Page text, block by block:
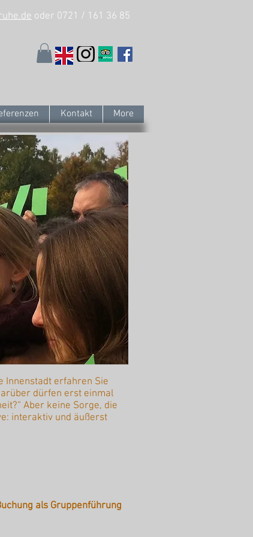
oder 0721 / 161 36 85
Kontakt More
Innenstadt erfahren Sie
dürfen erst einmal
Aber keine Sorge, die
interaktiv und äußerst
als Gruppenführung